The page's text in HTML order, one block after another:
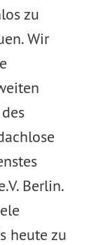
zu
Wir
Berlin.
heute zu